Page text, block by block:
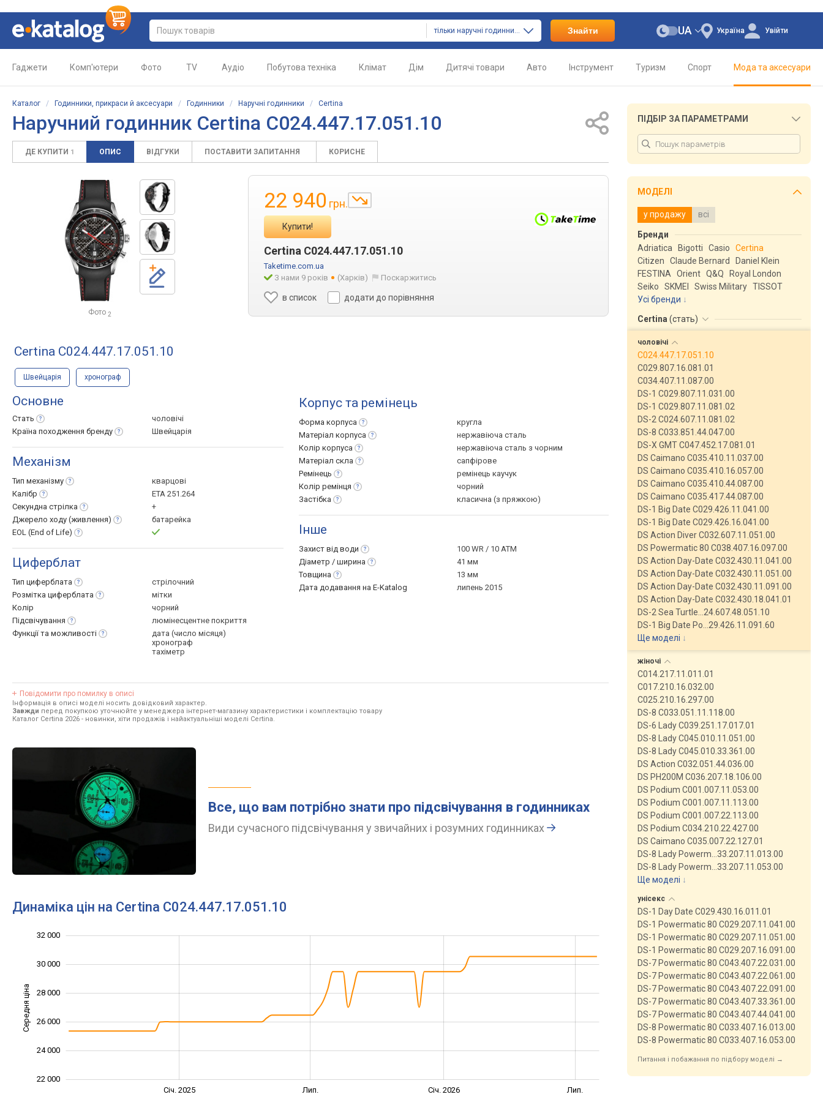
тільки наручні годинники Знайти Україна
UA Увійти
Гаджети Комп'ютери Фото TV Аудіо Побутова техніка Клімат Дім Дитячі товари Авто Інструмент Туризм Спорт Мода та аксесуари
Каталог / Годинники, прикраси й аксесуари / Годинники / Наручні годинники / Certina
Наручний годинник Certina C024.447.17.051.10
ДЕ КУПИТИ 1 ОПИС ВІДГУКИ ПОСТАВИТИ ЗАПИТАННЯ КОРИСНЕ
Фото 2
22 940 грн.
Купити!
Certina C024.447.17.051.10
Taketime.com.ua
З нами 9 років
(Харків) Поскаржитись
в список додати до порівняння
Certina C024.447.17.051.10
Швейцарія хронограф
Основне
Стать
чоловічі
Країна походження бренду Швейцарія
Механізм
Тип механізму
кварцові
Калібр
ETA 251.264
Секундна стрілка
+
Джерело ходу (живлення)
батарейка
EOL (End of Life)
Циферблат
Тип циферблата
стрілочний
Розмітка циферблата
мітки
Колір
чорний
Підсвічування
люмінесцентне покриття
Функції та можливості
дата (число місяця)
хронограф
тахіметр
Корпус та ремінець
Форма корпуса
кругла
Матеріал корпуса
нержавіюча сталь
Колір корпуса
нержавіюча сталь з чорним
Матеріал скла
сапфірове
Ремінець
ремінець каучук
Колір ремінця
чорний
Застібка
класична (з пряжкою)
Інше
Захист від води
100 WR / 10 ATM
Діаметр / ширина
41 мм
Товщина
13 мм
Дата додавання на E-Katalog
липень 2015
Повідомити про помилку в описі
Інформація в описі моделі носить довідковий характер.
Завжди перед покупкою уточнюйте у менеджера інтернет-магазину характеристики і комплектацію товару
Каталог Certina 2026 - новинки, хіти продажів і найактуальніші моделі Certina.
Все, що вам потрібно знати про підсвічування в годинниках
Види сучасного підсвічування у звичайних і розумних годинниках
Динаміка цін на Certina C024.447.17.051.10
Середня ціна
22 000
24 000
26 000
28 000
30 000
32 000
Січ. 2025 Лип. Січ. 2026 Лип.
ПІДБІР ЗА ПАРАМЕТРАМИ
МОДЕЛІ
у продажу всі
Бренди
Adriatica
Bigotti Casio
Certina
Citizen
Claude Bernard
Daniel Klein
FESTINA
Orient Q&Q
Royal London
Seiko
SKMEI Swiss Military TISSOT
Усі бренди
Certina (стать)
чоловічі
C024.447.17.051.10
C029.807.16.081.01
C034.407.11.087.00
DS-1 C029.807.11.031.00
DS-1 C029.807.11.081.02
DS-2 C024.607.11.081.02
DS-8 C033.851.44.047.00
DS-X GMT C047.452.17.081.01
DS Caimano C035.410.11.037.00
DS Caimano C035.410.16.057.00
DS Caimano C035.410.44.087.00
DS Caimano C035.417.44.087.00
DS-1 Big Date C029.426.11.041.00
DS-1 Big Date C029.426.16.041.00
DS Action Diver C032.607.11.051.00
DS Powermatic 80 C038.407.16.097.00
DS Action Day-Date C032.430.11.041.00
DS Action Day-Date C032.430.11.051.00
DS Action Day-Date C032.430.11.091.00
DS Action Day-Date C032.430.18.041.01
DS-2 Sea Turtle…24.607.48.051.10
DS-1 Big Date Po…29.426.11.091.60
Ще моделі ↓
жіночі
C014.217.11.011.01
C017.210.16.032.00
C025.210.16.297.00
DS-8 C033.051.11.118.00
DS-6 Lady C039.251.17.017.01
DS-8 Lady C045.010.11.051.00
DS-8 Lady C045.010.33.361.00
DS Action C032.051.44.036.00
DS PH200M C036.207.18.106.00
DS Podium C001.007.11.053.00
DS Podium C001.007.11.113.00
DS Podium C001.007.22.113.00
DS Podium C034.210.22.427.00
DS Caimano C035.007.22.127.01
DS-8 Lady Powerm…33.207.11.013.00
DS-8 Lady Powerm…33.207.11.053.00
Ще моделі ↓
унісекс
DS-1 Day Date C029.430.16.011.01
DS-1 Powermatic 80 C029.207.11.041.00
DS-1 Powermatic 80 C029.207.11.051.00
DS-1 Powermatic 80 C029.207.16.091.00
DS-7 Powermatic 80 C043.407.22.031.00
DS-7 Powermatic 80 C043.407.22.061.00
DS-7 Powermatic 80 C043.407.22.091.00
DS-7 Powermatic 80 C043.407.33.361.00
DS-7 Powermatic 80 C043.407.44.041.00
DS-8 Powermatic 80 C033.407.16.013.00
DS-8 Powermatic 80 C033.407.16.053.00
Питання і побажання по підбору моделі →